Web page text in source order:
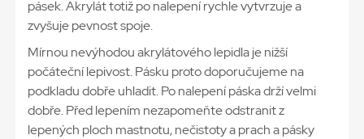
pásek. Akrylát totiž po nalepení rychle vytvrzuje a
zvyšuje pevnost spoje.
Mírnou nevýhodou akrylátového lepidla je nižší
počáteční lepivost. Pásku proto doporučujeme na
podkladu dobře uhladit. Po nalepení páska drží velmi
dobře. Před lepením nezapomeňte odstranit z
lepených ploch mastnotu, nečistoty a prach a pásky